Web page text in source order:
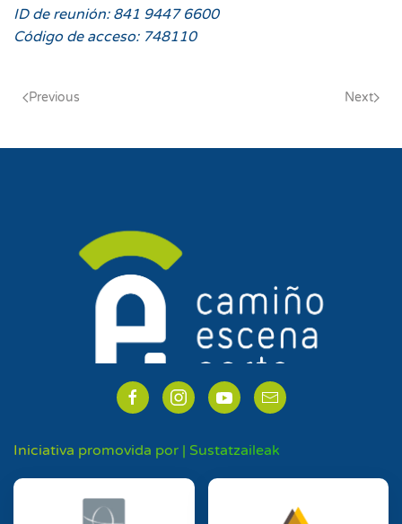
ID de reunión: 841 9447 6600
Código de acceso: 748110
Previous Next
Iniciativa promovida por | Sustatzaileak